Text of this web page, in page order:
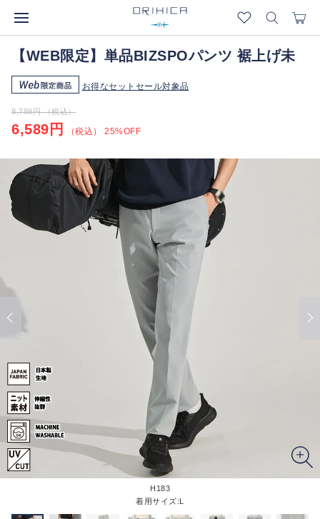
【WEB限定】単品BIZSPOパンツ 裾上げ未
お得なセットセール対象品
8,789円 （税込）
6,589円 （税込） 25%OFF
H183
着用サイズ:L